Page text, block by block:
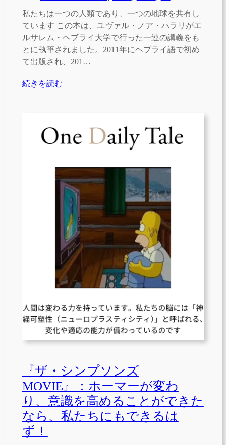
私たちは一つの人類であり、一つの地球を共有し
ています この本は、ユヴァル・ノア・ハラリがエ
ルサレム・ヘブライ大学で行った一連の講義をも
とに執筆されました。2011年にヘブライ語で初め
て出版され、201…
続きを読む
『ザ・シンプソンズ
MOVIE』：ホーマーが変わ
り、意識を高めることができた
なら、私たちにもできるは
ず！